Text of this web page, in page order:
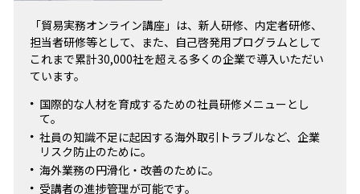
「貿易実務オンライン講座」は、新人研修、内定者研修、
担当者研修等として、また、自己啓発用プログラムとして
これまで累計30,000社を超える多くの企業で導入いただい
ています。
国際的な人材を育成するための社員研修メニューとし
て。
社員の知識不足に起因する海外取引トラブルなど、企業
リスク防止のために。
海外業務の円滑化・改善のために。
受講者の進捗管理が可能です。